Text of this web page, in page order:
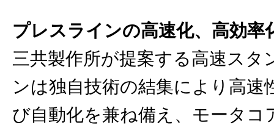
プレスラインの高速化、高効率
三共製作所が提案する高速スタ
ンは独自技術の結集により高速
び自動化を兼ね備え、モータコ